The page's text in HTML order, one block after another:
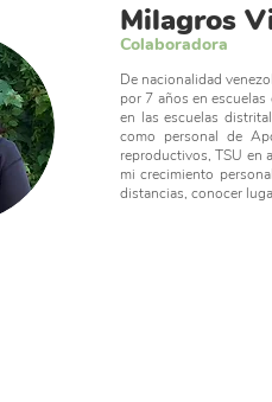
Colaboradora
Milagros
De nacionalidad
por 7 años en
en las escuelas
como personal de
reproductivos, TSU en
mi crecimiento
distancias, conocer